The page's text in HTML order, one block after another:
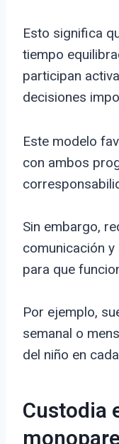
Esto significa
tiempo
participan
decisiones
Este modelo
con ambos
Sin embargo,
comunicación
para que
Por ejemplo,
semanal o
del niño en
Custodia